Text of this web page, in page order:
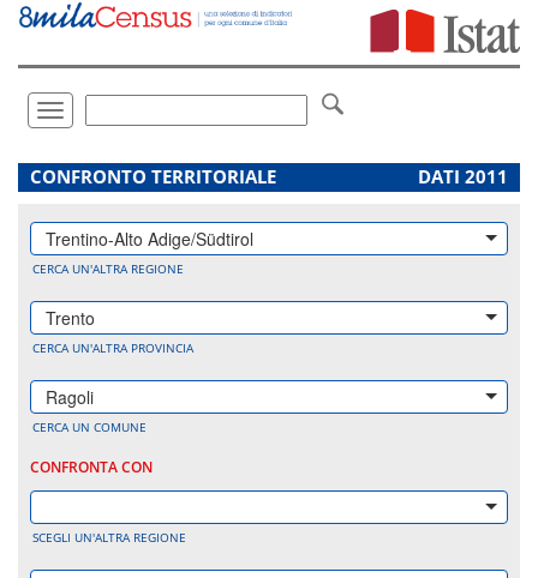
Vai
direttamente
Toggle
navigation
.
CONFRONTO TERRITORIALE DATI 2011
Trentino-Alto Adige/Südtirol
CERCA UN'ALTRA REGIONE
Trento
CERCA UN'ALTRA PROVINCIA
Ragoli
CERCA UN COMUNE
CONFRONTA CON
SCEGLI UN'ALTRA REGIONE